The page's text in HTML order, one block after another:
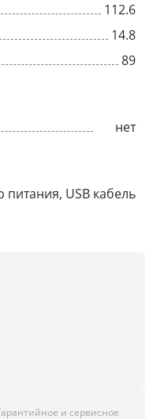
112.6
14.8
89
нет
питания, USB кабель
и сервисное